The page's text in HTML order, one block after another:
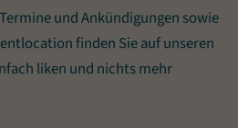
und Ankündigungen sowie
finden Sie auf unseren
liken und nichts mehr